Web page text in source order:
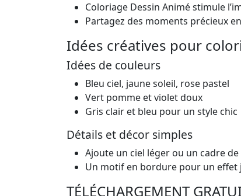
Coloriage Dessin Animé stimule
Partagez des moments précieux
Idées créatives pour
Idées de couleurs
Bleu ciel, jaune soleil, rose pastel
Vert pomme et violet doux
Gris clair et bleu pour un style chic
Détails et décor simples
Ajoute un ciel léger ou un cadre de
Un motif en bordure pour un effet
TÉLÉCHARGEMENT